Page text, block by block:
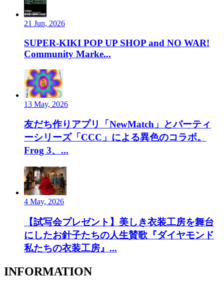
21 Jun, 2026
SUPER-KIKI POP UP SHOP and NO WAR!
Community Marke...
13 May, 2026
友だち作りアプリ「NewMatch」とパーティ
ーシリーズ「CCC」による異色のコラボ。
Frog 3、...
4 May, 2026
【試写会プレゼント】美しき衣装工房を舞台
にしたお針子たちの人生賛歌『ダイヤモンド
私たちの衣装工房』...
INFORMATION